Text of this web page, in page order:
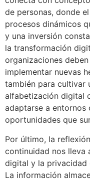
de personas, donde
procesos dinámicos
y una inversión
la transformación
organizaciones
implementar nuevas
también para cultivar
alfabetización digital
adaptarse a entornos
oportunidades que
Por último, la
continuidad nos lleva
digital y la privacidad
La información